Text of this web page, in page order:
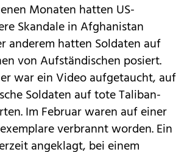
Monaten hatten US-
Skandale in Afghanistan
anderem hatten Soldaten auf
von Aufständischen posiert.
war ein Video aufgetaucht, auf
Soldaten auf tote Taliban-
Im Februar waren auf einer
verbrannt worden. Ein
angeklagt, bei einem